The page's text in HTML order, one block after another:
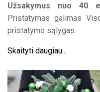
Užsakymus nuo 40
Pristatymas galimas
pristatymo sąlygas.
Skaityti daugiau...